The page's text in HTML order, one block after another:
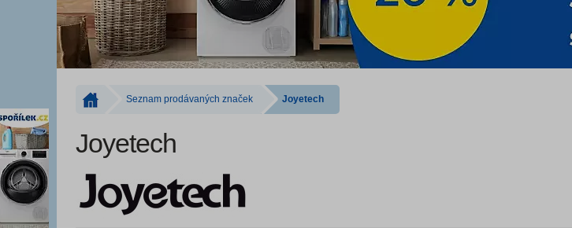
Seznam prodávaných značek Joyetech
Joyetech